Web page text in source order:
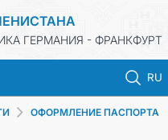
ГЕРМАНИЯ - ФРАНКФУРТ
RU
ОФОРМЛЕНИЕ ПАСПОРТА